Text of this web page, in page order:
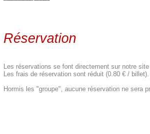
Réservation
Les réservations se font directement sur notre
Les frais de réservation sont réduit (0.80 € / billet).
Hormis les "groupe", aucune réservation ne sera